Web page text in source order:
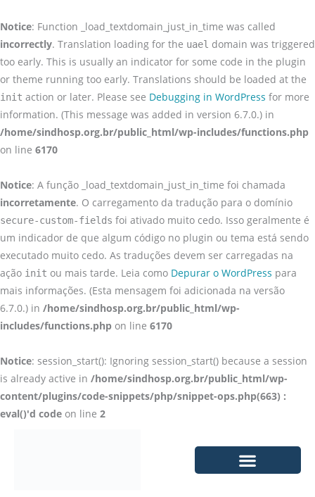
Notice: Function _load_textdomain_just_in_time was called
incorrectly. Translation loading for the uael domain was triggered
too early. This is usually an indicator for some code in the plugin
or theme running too early. Translations should be loaded at the
init action or later. Please see Debugging in WordPress for more
information. (This message was added in version 6.7.0.) in
/home/sindhosp.org.br/public_html/wp-includes/functions.php
on line 6170
Notice: A função _load_textdomain_just_in_time foi chamada
incorretamente. O carregamento da tradução para o domínio
secure-custom-fields foi ativado muito cedo. Isso geralmente é
um indicador de que algum código no plugin ou tema está sendo
executado muito cedo. As traduções devem ser carregadas na
ação init ou mais tarde. Leia como Depurar o WordPress para
mais informações. (Esta mensagem foi adicionada na versão
6.7.0.) in /home/sindhosp.org.br/public_html/wp-
includes/functions.php on line 6170
Notice: session_start(): Ignoring session_start() because a session
is already active in /home/sindhosp.org.br/public_html/wp-
content/plugins/code-snippets/php/snippet-ops.php(663) :
eval()'d code on line 2
para
o
conteúdo